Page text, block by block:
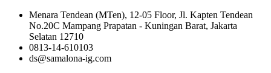
Menara Tendean (MTen), 12-05 Floor, Jl. Kapten Tendean
No.20C Mampang Prapatan - Kuningan Barat, Jakarta
Selatan 12710
0813-14-610103
ds@samalona-ig.com